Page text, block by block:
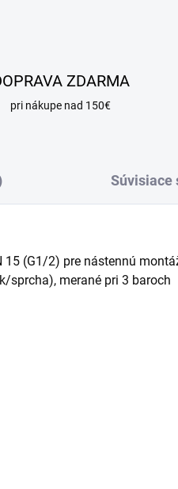
ZDARMA
pri nákupe nad 150€
Súvisiace
15 (G1/2) pre nástennú
sprcha), merané pri 3 baroch